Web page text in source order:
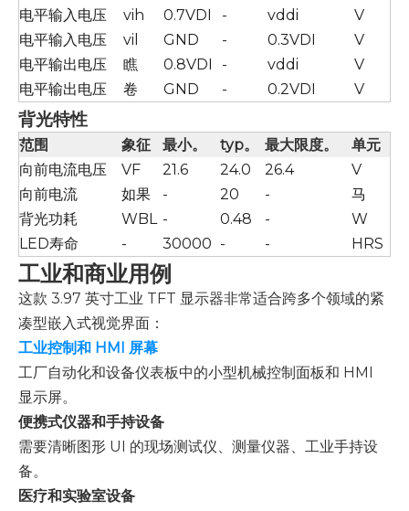
电平输入电压
vih 0.7VDI - vddi
V
电平输入电压
vil GND - 0.3VDI
V
电平输出电压
瞧 0.8VDI - vddi
V
电平输出电压
卷 GND - 0.2VDI V
背光特性
范围 象征 最小。 typ。 最大限度。
单元
向前电流电压
VF 21.6 24.0 26.4
V
向前电流
如果 - 20 -
马
背光功耗
WBL - 0.48 -
W
LED寿命
- 30000 - - HRS
工业和商业用例
这款 3.97 英寸工业 TFT 显示器非常适合跨多个领域的紧
凑型嵌入式视觉界面：
工业控制和 HMI 屏幕
工厂自动化和设备仪表板中的小型机械控制面板和 HMI
显示屏。
便携式仪器和手持设备
需要清晰图形 UI 的现场测试仪、测量仪器、工业手持设
备。
医疗和实验室设备